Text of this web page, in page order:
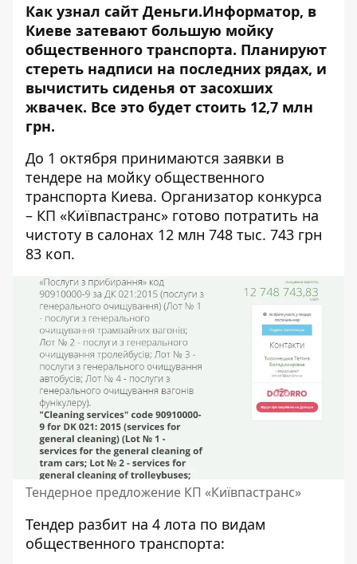
Как узнал сайт Деньги.Информатор, в
Киеве затевают большую мойку
общественного транспорта. Планируют
стереть надписи на последних рядах, и
вычистить сиденья от засохших
жвачек. Все это будет стоить 12,7 млн
грн.
До 1 октября принимаются заявки в
тендере на мойку общественного
транспорта Киева. Организатор конкурса
– КП «Київпастранс» готово потратить на
чистоту в салонах 12 млн 748 тыс. 743 грн
83 коп.
Тендерное предложение КП «Київпастранс»
Тендер разбит на 4 лота по видам
общественного транспорта: